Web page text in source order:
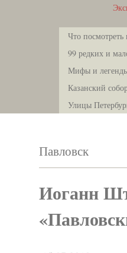
Что посмотреть
99 редких и
Мифы и
Казанский
Улицы
Павловск
Иоганн